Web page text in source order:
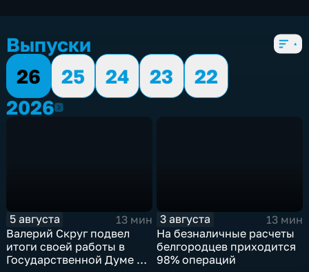
Выпуски
26
25 24 23
22
20262026
5 августа
13 мин
Валерий Скруг подвел
итоги своей работы в
Государственной Думе 8-
3 августа
13 мин
На безналичные расчеты
белгородцев приходится
98% операций